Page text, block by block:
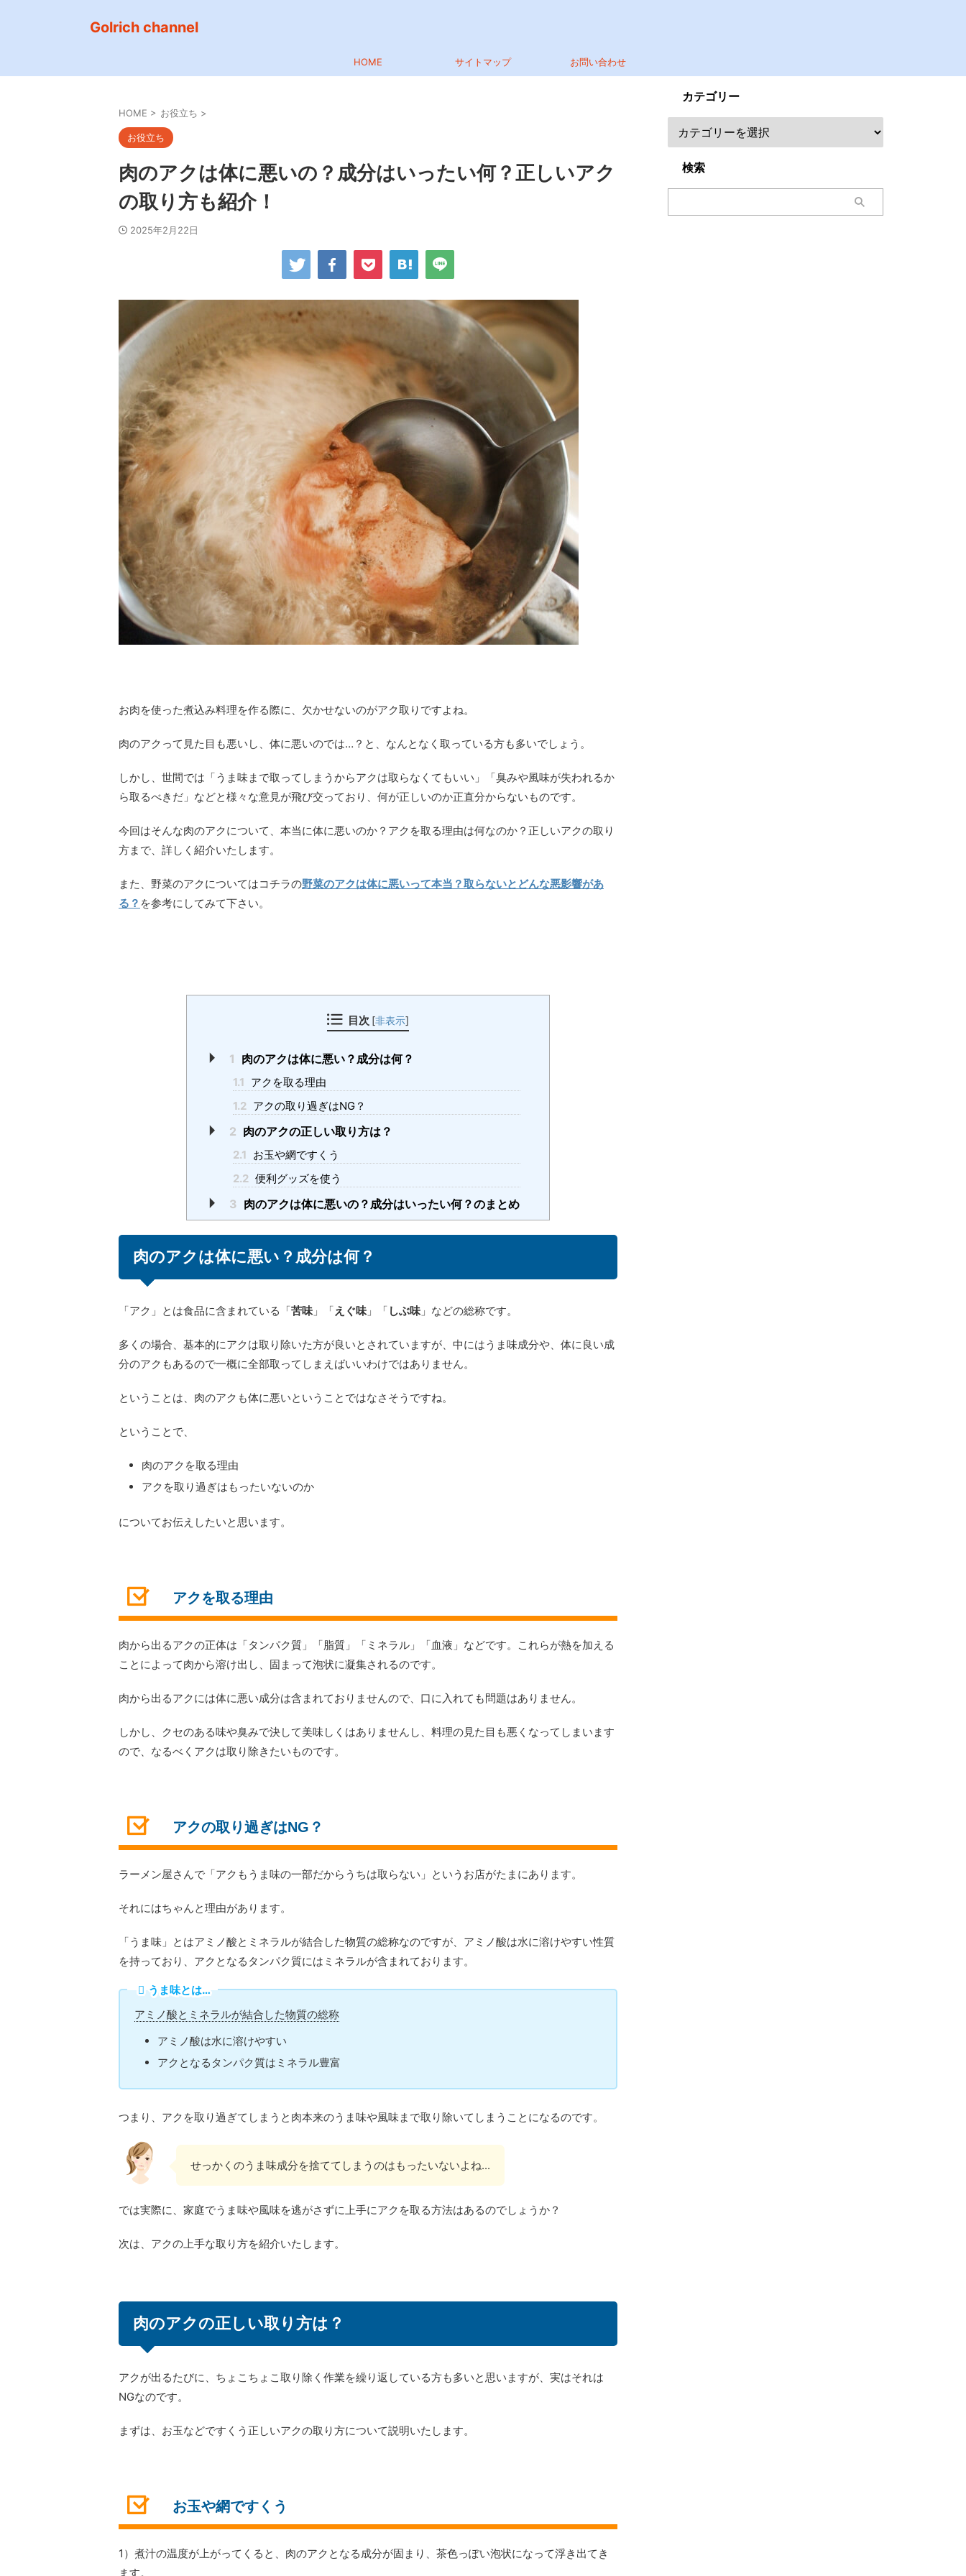
Golrich channel
HOME サイトマップ お問い合わせ
HOME > お役立ち >
お役立ち
肉のアクは体に悪いの？成分はいったい何？正しいアク
の取り方も紹介！
2025年2月22日
お肉を使った煮込み料理を作る際に、欠かせないのがアク取りですよね。
肉のアクって見た目も悪いし、体に悪いのでは…？と、なんとなく取っている方も多いでしょう。
しかし、世間では「うま味まで取ってしまうからアクは取らなくてもいい」「臭みや風味が失われるか
ら取るべきだ」などと様々な意見が飛び交っており、何が正しいのか正直分からないものです。
今回はそんな肉のアクについて、本当に体に悪いのか？アクを取る理由は何なのか？正しいアクの取り
方まで、詳しく紹介いたします。
また、野菜のアクについてはコチラの野菜のアクは体に悪いって本当？取らないとどんな悪影響があ
る？ を参考にしてみて下さい。
目次 [非表示]
1 肉のアクは体に悪い？成分は何？
1.1 アクを取る理由
1.2 アクの取り過ぎはNG？
2 肉のアクの正しい取り方は？
2.1 お玉や網ですくう
2.2 便利グッズを使う
3 肉のアクは体に悪いの？成分はいったい何？のまとめ
肉のアクは体に悪い？成分は何？
「アク」とは食品に含まれている「苦味 」「えぐ味 」「 しぶ味 」などの総称です。
多くの場合、基本的にアクは取り除いた方が良いとされていますが、中にはうま味成分や、体に良い成
分のアクもあるので一概に全部取ってしまえばいいわけではありません。
ということは、肉のアクも体に悪いということではなさそうですね。
ということで、
肉のアクを取る理由
アクを取り過ぎはもったいないのか
についてお伝えしたいと思います。
アクを取る理由
肉から出るアクの正体は「タンパク質」「脂質」「ミネラル」「血液」などです。これらが熱を加える
ことによって肉から溶け出し、固まって泡状に凝集されるのです。
肉から出るアクには体に悪い成分は含まれておりませんので、口に入れても問題はありません。
しかし、クセのある味や臭みで決して美味しくはありませんし、料理の見た目も悪くなってしまいます
ので、なるべくアクは取り除きたいものです。
アクの取り過ぎはNG？
ラーメン屋さんで「アクもうま味の一部だからうちは取らない」というお店がたまにあります。
それにはちゃんと理由があります。
「うま味」とはアミノ酸とミネラルが結合した物質の総称なのですが、アミノ酸は水に溶けやすい性質
を持っており、アクとなるタンパク質にはミネラルが含まれております。
うま味とは…
アミノ酸とミネラルが結合した物質の総称
アミノ酸は水に溶けやすい
アクとなるタンパク質はミネラル豊富
つまり、アクを取り過ぎてしまうと肉本来のうま味や風味まで取り除いてしまうことになるのです。
せっかくのうま味成分を捨ててしまうのはもったいないよね...
では実際に、家庭でうま味や風味を逃がさずに上手にアクを取る方法はあるのでしょうか？
次は、アクの上手な取り方を紹介いたします。
肉のアクの正しい取り方は？
アクが出るたびに、ちょこちょこ取り除く作業を繰り返している方も多いと思いますが、実はそれは
NGなのです。
まずは、お玉などですくう正しいアクの取り方について説明いたします。
お玉や網ですくう
1）煮汁の温度が上がってくると、肉のアクとなる成分が固まり、茶色っぽい泡状になって浮き出てき
ます。
カテゴリー
検索